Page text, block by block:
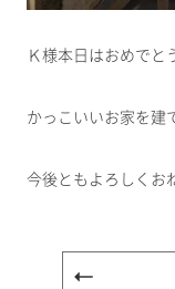
Ｋ様本日はおめでと
かっこいいお家を建
今後ともよろしくお